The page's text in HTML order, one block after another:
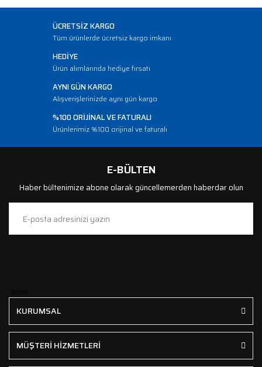
ÜCRETSİZ KARGO
Tüm ürünlerde ücretsiz kargo imkanı
HEDİYE
Ürün alımlarında hediye fırsatı
AYNI GÜN KARGO
Alışverişlerinizde aynı gün kargo
%100 ORİJİNAL VE FATURALI
Ürünlerimiz %100 orijinal ve faturalı
E-BÜLTEN
Haber bültenimize abone olarak güncellemerden haberdar olun
KURUMSAL
MÜŞTERİ HİZMETLERİ